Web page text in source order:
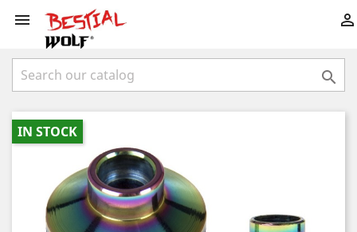
 

IN STOCK